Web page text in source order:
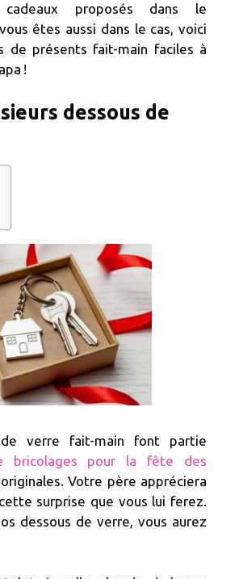
proposés dans le
êtes aussi dans le cas, voici
de présents fait-main faciles à
!
dessous de
de verre fait-main font partie
bricolages pour la fête des
Votre père appréciera
surprise que vous lui ferez.
dessous de verre, vous aurez